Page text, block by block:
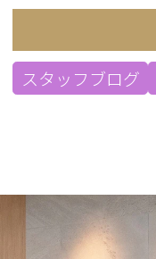
スタッフブログ